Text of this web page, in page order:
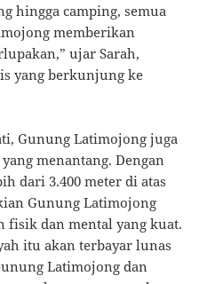
hingga camping, semua
memberikan
ujar Sarah,
yang berkunjung ke
Gunung Latimojong juga
menantang. Dengan
dari 3.400 meter di atas
Gunung Latimojong
fisik dan mental yang kuat.
itu akan terbayar lunas
Latimojong dan